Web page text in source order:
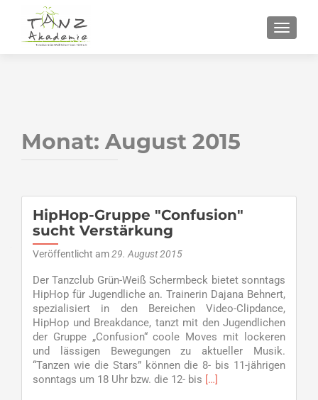
Monat: August 2015
HipHop-Gruppe "Confusion"
sucht Verstärkung
Veröffentlicht am29. August 2015
Der Tanzclub Grün-Weiß Schermbeck bietet sonntags
HipHop für Jugendliche an. Trainerin Dajana Behnert,
spezialisiert in den Bereichen Video-Clipdance,
HipHop und Breakdance, tanzt mit den Jugendlichen
der Gruppe „Confusion“ coole Moves mit lockeren
und lässigen Bewegungen zu aktueller Musik.
“Tanzen wie die Stars” können die 8- bis 11-jährigen
sonntags um 18 Uhr bzw. die 12- bis Read
[…]